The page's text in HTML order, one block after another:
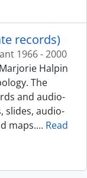
records)
1966 - 2000
Halpin
The
and audio-
slides, audio-
maps.… Read